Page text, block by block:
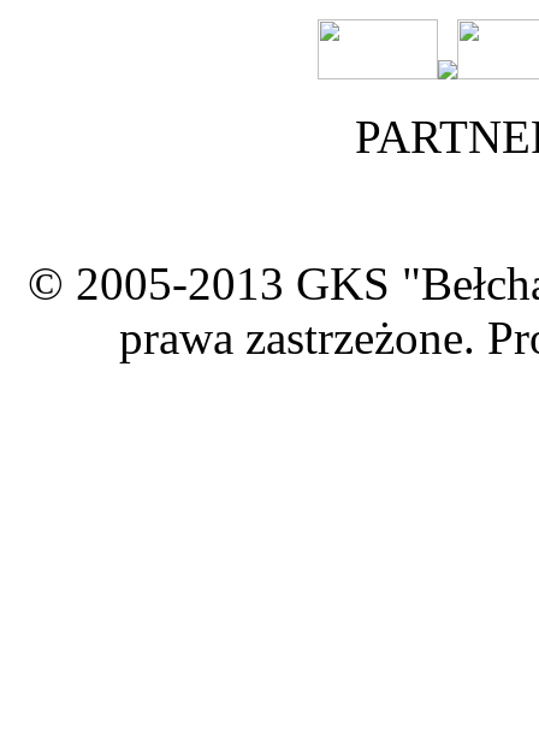
© 2005-2013 GKS
prawa zastrzeżone.